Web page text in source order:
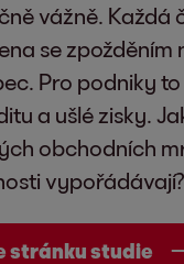
vážně. Každá
se zpožděním
Pro podniky
a ušlé zisky.
obchodních
vypořádávají?
stránku studie